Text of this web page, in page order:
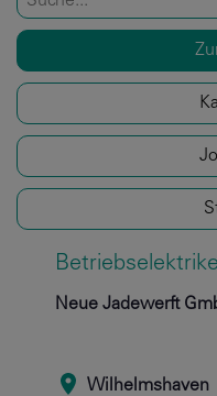
Neue Jadewerft
Wilhelmshaven